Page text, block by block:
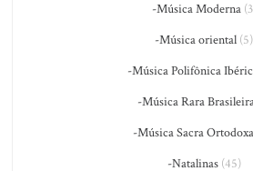
-Música Moderna
-Música oriental (5)
-Música Polifônica
-Música Rara
-Música Sacra Ortodoxa
-Natalinas(45)